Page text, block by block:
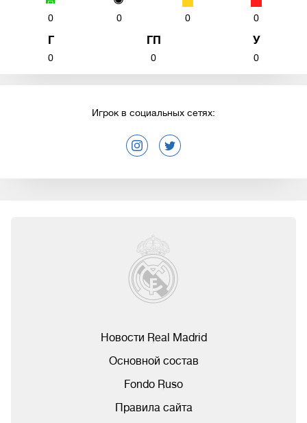
0 0 0 0
Г
0
ГП
0
У
0
Игрок в социальных сетях:
Новости Real Madrid
Основной состав
Fondo Ruso
Правила сайта